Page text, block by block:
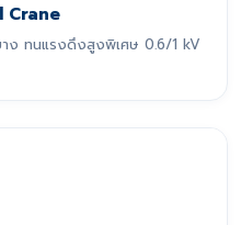
Crane
ง ทนแรงดึงสูงพิเศษ 0.6/1 kV